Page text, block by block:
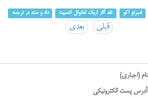
امبرتو اکو نقد آثار اریک امانوئل اشمیت
داد و ستد در ترجمه
قبلی بعدی
نام (اجباری)
آدرس پست الکترونیکی